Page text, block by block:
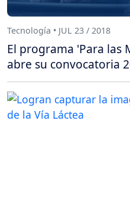
Tecnología • JUL 23 / 2018
El programa 'Para las
abre su convocatoria